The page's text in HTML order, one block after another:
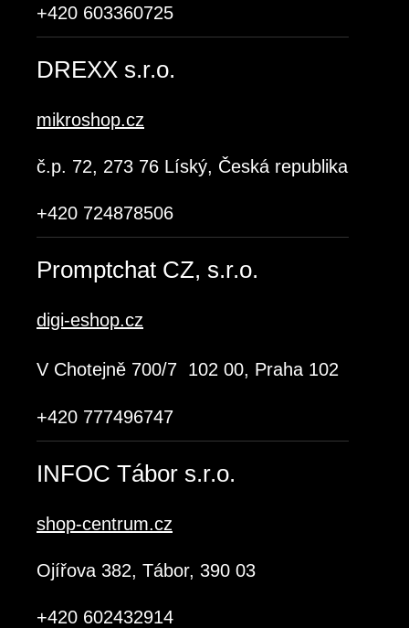
+420 603360725
DREXX s.r.o.
mikroshop.cz
č.p. 72, 273 76 Líský, Česká republika
+420 724878506
Promptchat CZ, s.r.o.
digi-eshop.cz
V Chotejně 700/7 102 00, Praha 102
+420 777496747
INFOC Tábor s.r.o.
shop-centrum.cz
Ojířova 382, Tábor, 390 03
+420 602432914